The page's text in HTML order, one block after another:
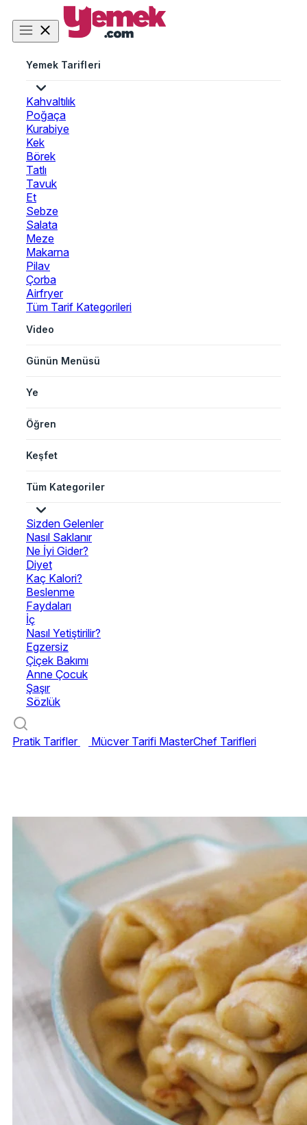
Yemek Tarifleri
Kahvaltılık
Poğaça
Kurabiye
Kek
Börek
Tatlı
Tavuk
Et
Sebze
Salata
Meze
Makarna
Pilav
Çorba
Airfryer
Tüm Tarif Kategorileri
Video
Günün Menüsü
Ye
Öğren
Keşfet
Tüm Kategoriler
Sizden Gelenler
Nasıl Saklanır
Ne İyi Gider?
Diyet
Kaç Kalori?
Beslenme
Faydaları
İç
Nasıl Yetiştirilir?
Egzersiz
Çiçek Bakımı
Anne Çocuk
Şaşır
Sözlük
Pratik Tarifler Mücver Tarifi MasterChef Tarifleri